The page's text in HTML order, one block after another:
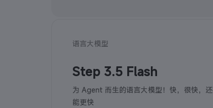
语言大模型
Step 3.5 Flash
为 Agent 而生的语言大模型！快，很快，还
能更快